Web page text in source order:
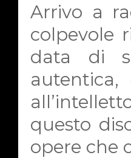
Arrivo a
colpevole
data di
questo
opere che